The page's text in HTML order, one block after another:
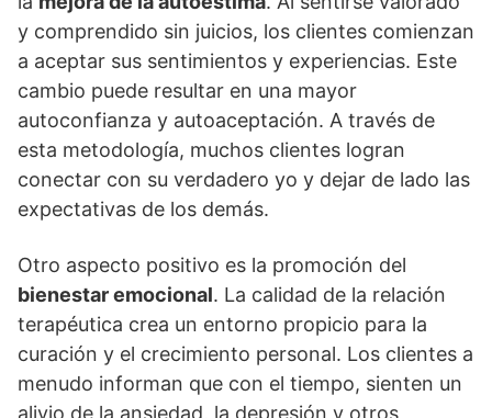
y comprendido sin juicios, los clientes comienzan
a aceptar sus sentimientos y experiencias. Este
cambio puede resultar en una mayor
autoconfianza y autoaceptación. A través de
esta metodologí­a, muchos clientes logran
conectar con su verdadero yo y dejar de lado las
expectativas de los demás.
Otro aspecto positivo es la promoción del
bienestar emocional. La calidad de la relación
terapéutica crea un entorno propicio para la
curación y el crecimiento personal. Los clientes a
menudo informan que con el tiempo, sienten un
alivio de la ansiedad, la depresión y otros